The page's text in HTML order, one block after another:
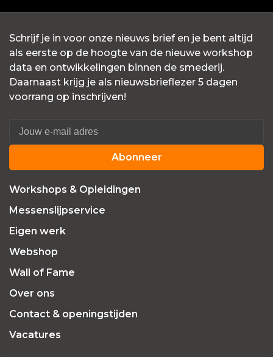
Schrijf je in voor onze nieuws brief en je bent altijd
als eerste op de hoogte van de nieuwe workshop
data en ontwikkelingen binnen de smederij.
Daarnaast krijg je als nieuwsbrieflezer 5 dagen
voorrang op inschrijven!
Abonneer
Workshops & Opleidingen
Messenslijpservice
Eigen werk
Webshop
Wall of Fame
Over ons
Contact & openingstijden
Vacatures